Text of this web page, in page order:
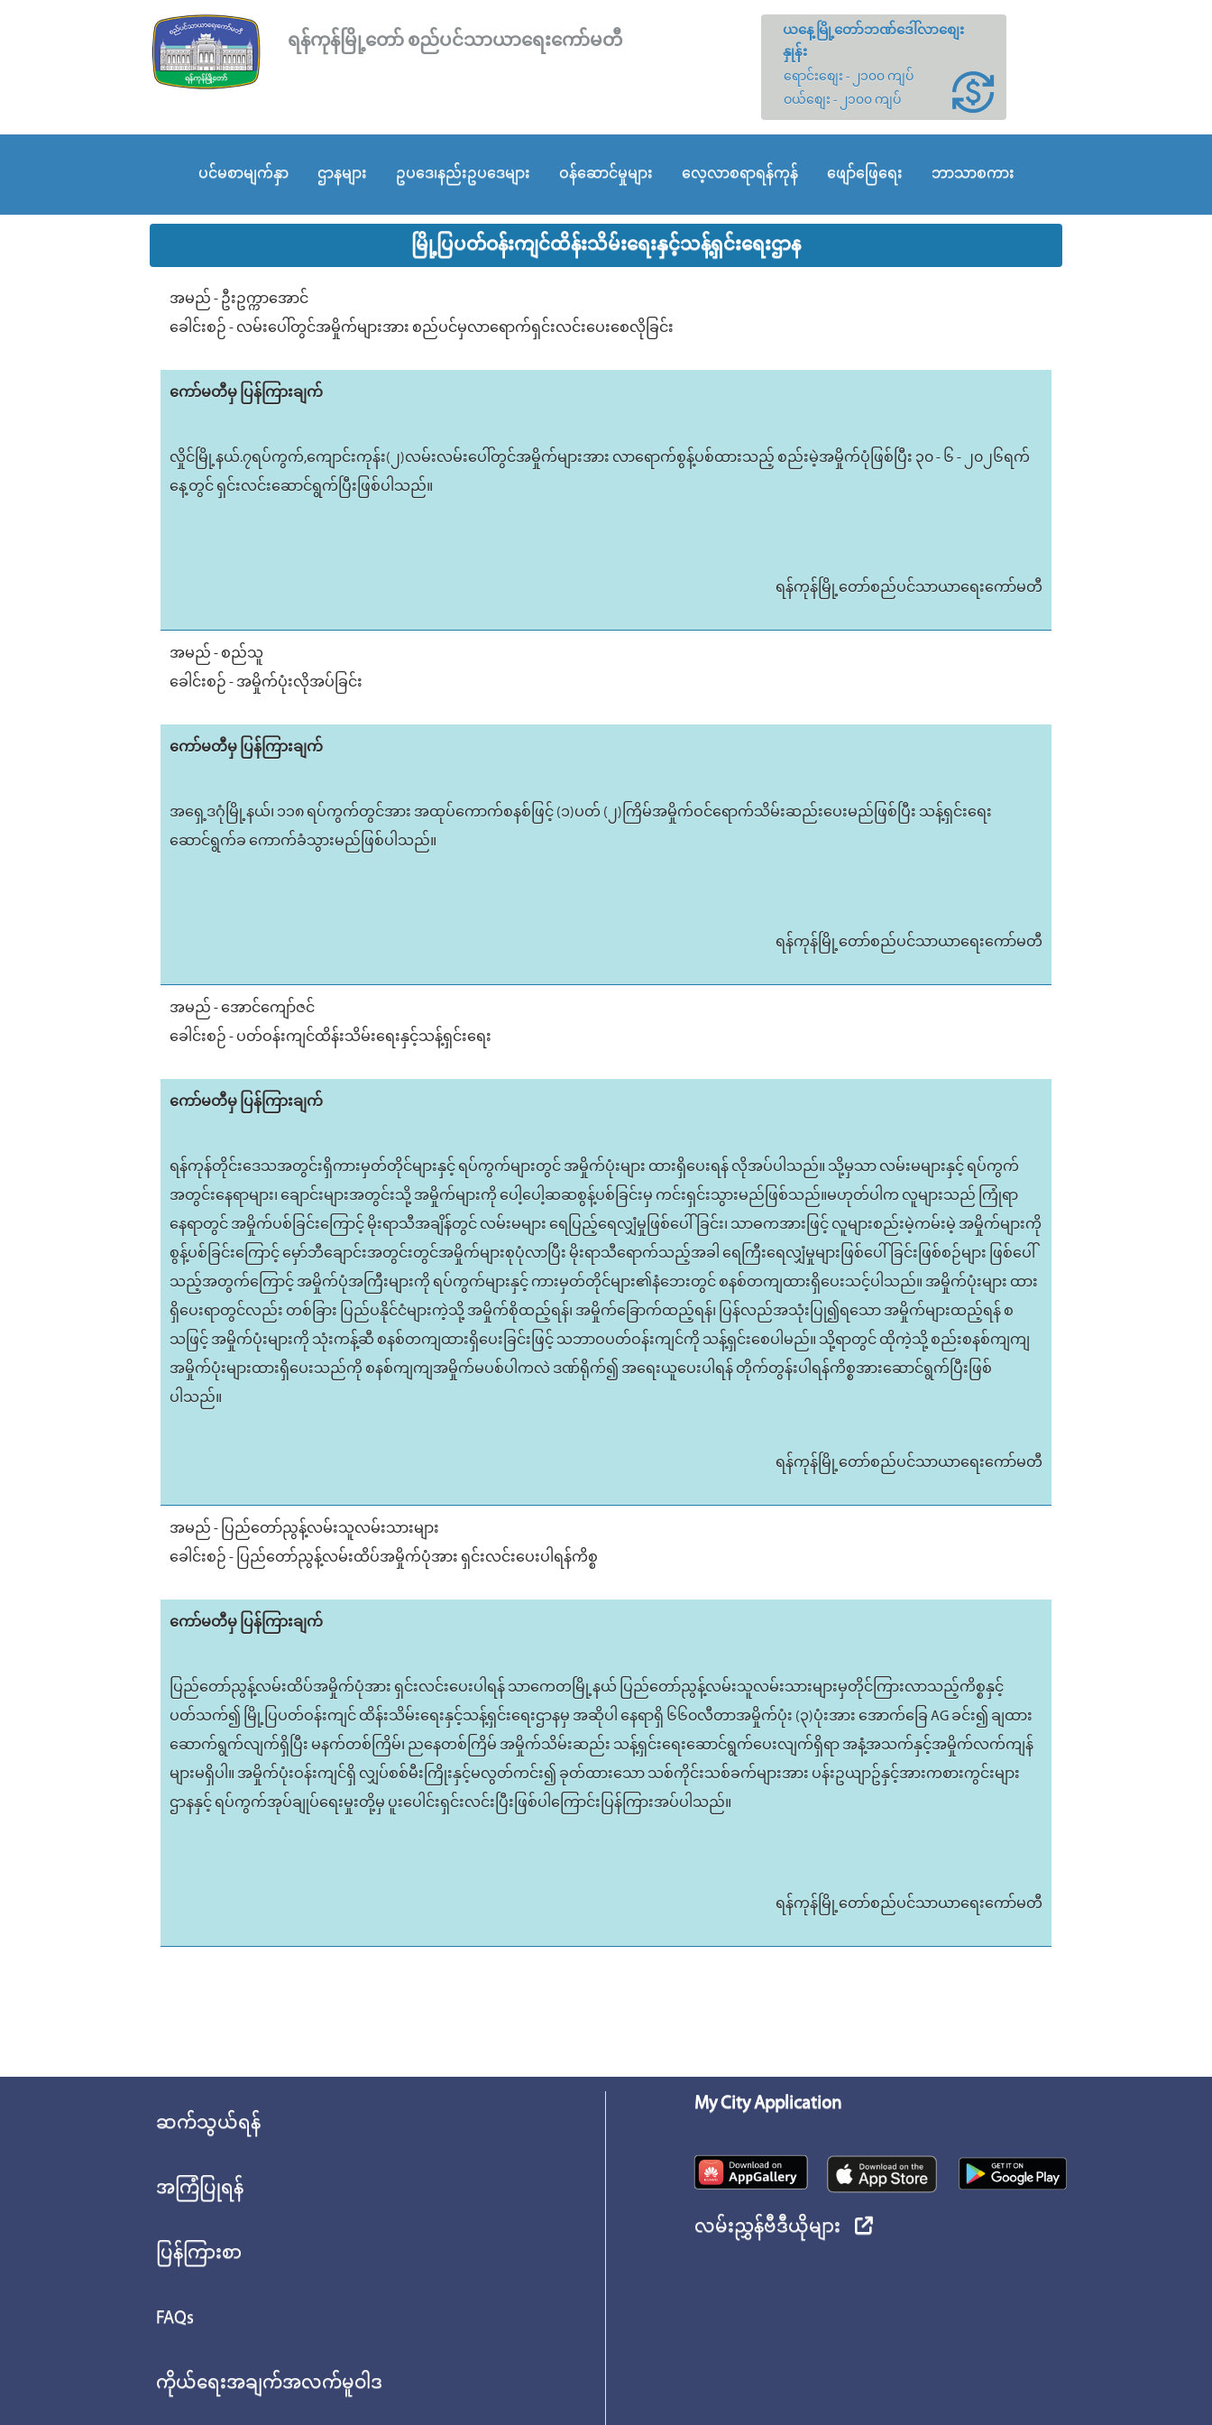
ရန်ကုန်မြို့တော် စည်ပင်သာယာရေးကော်မတီ
ယနေ့မြို့တော်ဘဏ်ဒေါ်လာစျေး
နှုန်း
ရောင်းစျေး - ၂၁၀၀ ကျပ်
ဝယ်စျေး - ၂၁၀၀ ကျပ်
ပင်မစာမျက်နှာ ဌာနများ ဥပဒေ၊နည်းဥပဒေများ ဝန်ဆောင်မှုများ လေ့လာစရာရန်ကုန် ဖျော်ဖြေရေး ဘာသာစကား
မြို့ပြပတ်ဝန်းကျင်ထိန်းသိမ်းရေးနှင့်သန့်ရှင်းရေးဌာန
အမည် - ဦးဥက္ကာအောင်
ခေါင်းစဉ် - လမ်းပေါ်တွင်အမှိုက်များအား စည်ပင်မှလာရောက်ရှင်းလင်းပေးစေလိုခြင်း
ကော်မတီမှ ပြန်ကြားချက်
လှိုင်မြို့နယ်.၇ရပ်ကွက်,ကျောင်းကုန်း(၂)လမ်းလမ်းပေါ်တွင်အမှိုက်များအား လာရောက်စွန့်ပစ်ထားသည့် စည်းမဲ့အမှိုက်ပုံဖြစ်ပြီး ၃၀ - ၆ - ၂၀၂၆ရက်
နေ့တွင် ရှင်းလင်းဆောင်ရွက်ပြီးဖြစ်ပါသည်။
ရန်ကုန်မြို့တော်စည်ပင်သာယာရေးကော်မတီ
အမည် - စည်သူ
ခေါင်းစဉ် - အမှိုက်ပုံးလိုအပ်ခြင်း
ကော်မတီမှ ပြန်ကြားချက်
အရှေ့ဒဂုံမြို့နယ်၊ ၁၁၈ ရပ်ကွက်တွင်အား အထုပ်ကောက်စနစ်ဖြင့် (၁)ပတ် (၂)ကြိမ်အမှိုက်ဝင်ရောက်သိမ်းဆည်းပေးမည်ဖြစ်ပြီး သန့်ရှင်းရေး
ဆောင်ရွက်ခ ကောက်ခံသွားမည်ဖြစ်ပါသည်။
ရန်ကုန်မြို့တော်စည်ပင်သာယာရေးကော်မတီ
အမည် - အောင်ကျော်ဇင်
ခေါင်းစဉ် - ပတ်ဝန်းကျင်ထိန်းသိမ်းရေးနှင့်သန့်ရှင်းရေး
ကော်မတီမှ ပြန်ကြားချက်
ရန်ကုန်တိုင်းဒေသအတွင်းရှိကားမှတ်တိုင်များနှင့် ရပ်ကွက်များတွင် အမှိုက်ပုံးများ ထားရှိပေးရန် လိုအပ်ပါသည်။ သို့မှသာ လမ်းမများနှင့် ရပ်ကွက်
အတွင်းနေရာများ၊ ချောင်းများအတွင်းသို့ အမှိုက်များကို ပေါ့ပေါ့ဆဆစွန့်ပစ်ခြင်းမှ ကင်းရှင်းသွားမည်ဖြစ်သည်။မဟုတ်ပါက လူများသည် ကြုံရာ
နေရာတွင် အမှိုက်ပစ်ခြင်းကြောင့် မိုးရာသီအချိန်တွင် လမ်းမများ ရေပြည့်ရေလျှံမှုဖြစ်ပေါ်ခြင်း၊ သာဓကအားဖြင့် လူများစည်းမဲ့ကမ်းမဲ့ အမှိုက်များကို
စွန့်ပစ်ခြင်းကြောင့် မှော်ဘီချောင်းအတွင်းတွင်အမှိုက်များစုပုံလာပြီး မိုးရာသီရောက်သည့်အခါ ရေကြီးရေလျှံမှုများဖြစ်ပေါ်ခြင်းဖြစ်စဉ်များ ဖြစ်ပေါ်
သည့်အတွက်ကြောင့် အမှိုက်ပုံအကြီးများကို ရပ်ကွက်များနှင့် ကားမှတ်တိုင်များ၏‌နံဘေးတွင် စနစ်တကျထားရှိပေးသင့်ပါသည်။ အမှိုက်ပုံးများ ထား
ရှိပေးရာတွင်လည်း တစ်ခြား ပြည်ပနိုင်ငံများကဲ့သို့ အမှိုက်စိုထည့်ရန်၊ အမှိုက်ခြောက်ထည့်ရန်၊ ပြန်လည်အသုံးပြု၍ရသော အမှိုက်များထည့်ရန် စ
သဖြင့် အမှိုက်ပုံးများကို သုံးကန့်ဆီ စနစ်တကျထားရှိပေးခြင်းဖြင့် သဘာဝပတ်ဝန်းကျင်ကို သန့်ရှင်းစေပါမည်။ သို့ရာတွင် ထိုကဲ့သို့ စည်းစနစ်ကျကျ
အမှိုက်ပုံးများထားရှိပေးသည်ကို စနစ်ကျကျအမှိုက်မပစ်ပါကလဲ ဒဏ်ရိုက်၍ အရေးယူပေးပါရန် တိုက်တွန်းပါရန်ကိစ္စအားဆောင်ရွက်ပြီးဖြစ်
ပါသည်။
ရန်ကုန်မြို့တော်စည်ပင်သာယာရေးကော်မတီ
အမည် - ပြည်တော်ညွန့်လမ်းသူလမ်းသားများ
ခေါင်းစဉ် - ပြည်တော်ညွန့်လမ်းထိပ်အမှိုက်ပုံအား ရှင်းလင်းပေးပါရန်ကိစ္စ
ကော်မတီမှ ပြန်ကြားချက်
ပြည်တော်ညွန့်လမ်းထိပ်အမှိုက်ပုံအား ရှင်းလင်းပေးပါရန် သာကေတမြို့နယ် ပြည်တော်ညွန့်လမ်းသူလမ်းသားများမှတိုင်ကြားလာသည့်ကိစ္စနှင့်
ပတ်သက်၍ မြို့ပြပတ်ဝန်းကျင် ထိန်းသိမ်းရေးနှင့်သန့်ရှင်းရေးဌာနမှ အဆိုပါ နေရာရှိ ၆၆၀လီတာအမှိုက်ပုံး (၃)ပုံးအား အောက်ခြေ AG ခင်း၍ ချထား
ဆောက်ရွက်လျက်ရှိပြီး မနက်တစ်ကြိမ်၊ ညနေတစ်ကြိမ် အမှိုက်သိမ်းဆည်း သန့်ရှင်းရေးဆောင်ရွက်ပေးလျက်ရှိရာ အနံ့အသက်နှင့်အမှိုက်လက်ကျန်
များမရှိပါ။ အမှိုက်ပုံးဝန်းကျင်ရှိ လျှပ်စစ်မီးကြိုးနှင့်မလွတ်ကင်း၍ ခုတ်ထားသော သစ်ကိုင်းသစ်ခက်များအား ပန်းဥယျာဥ်နှင့်အားကစားကွင်းများ
ဌာနနှင့် ရပ်ကွက်အုပ်ချုပ်ရေးမှုးတို့မှ ပူးပေါင်းရှင်းလင်းပြီးဖြစ်ပါကြောင်းပြန်ကြားအပ်ပါသည်။
ရန်ကုန်မြို့တော်စည်ပင်သာယာရေးကော်မတီ
ဆက်သွယ်ရန်
အကြံပြုရန်
ပြန်ကြားစာ
FAQs
ကိုယ်ရေးအချက်အလက်မူဝါဒ
My City Application
လမ်းညွှန်ဗီဒီယိုများ